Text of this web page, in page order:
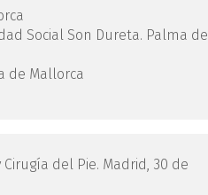
Social Son Dureta. Palma de
de Mallorca
del Pie. Madrid, 30 de